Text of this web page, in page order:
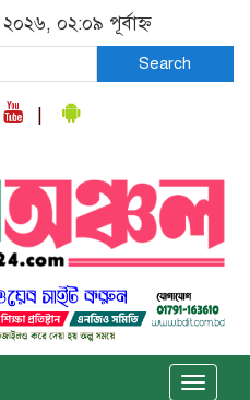
০২:০৯ পূর্বাহ্ন
Search
Toggle